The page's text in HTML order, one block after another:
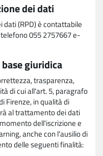
dei dati
dati (RPD) è contattabile
055 2757667 e-
giuridica
trasparenza,
di cui all'art. 5, paragrafo
Firenze, in qualità di
al trattamento dei dati
dell'iscrizione e
anche con l'ausilio di
delle seguenti finalità: